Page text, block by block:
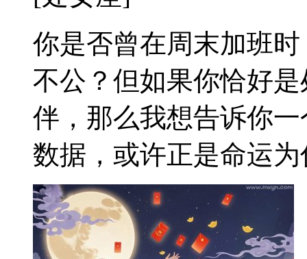
你是否曾在周末加班
不公？但如果你恰好
伴，那么我想告诉你
数据，或许正是命运